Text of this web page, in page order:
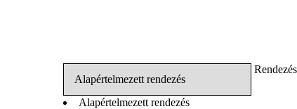
Rendezés
Alapértelmezett rendezés